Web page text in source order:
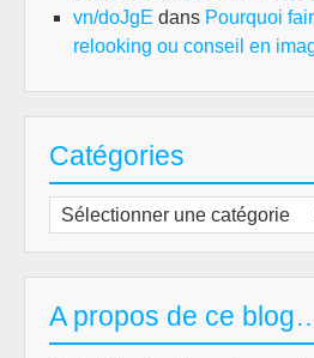
vn/doJgE dans Pourquoi
relooking ou conseil en
Catégories
Catégories
A propos de ce